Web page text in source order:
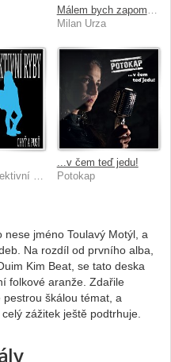
Milan Urza
Mladé Perspektivní Ryby
...v čem teď jedu!
Potokap
jméno Toulavý Motýl, a
Na rozdíl od prvního alba,
Kim Beat, se tato deska
folkové aranže. Zdařile
škálou témat, a
zážitek ještě podtrhuje.